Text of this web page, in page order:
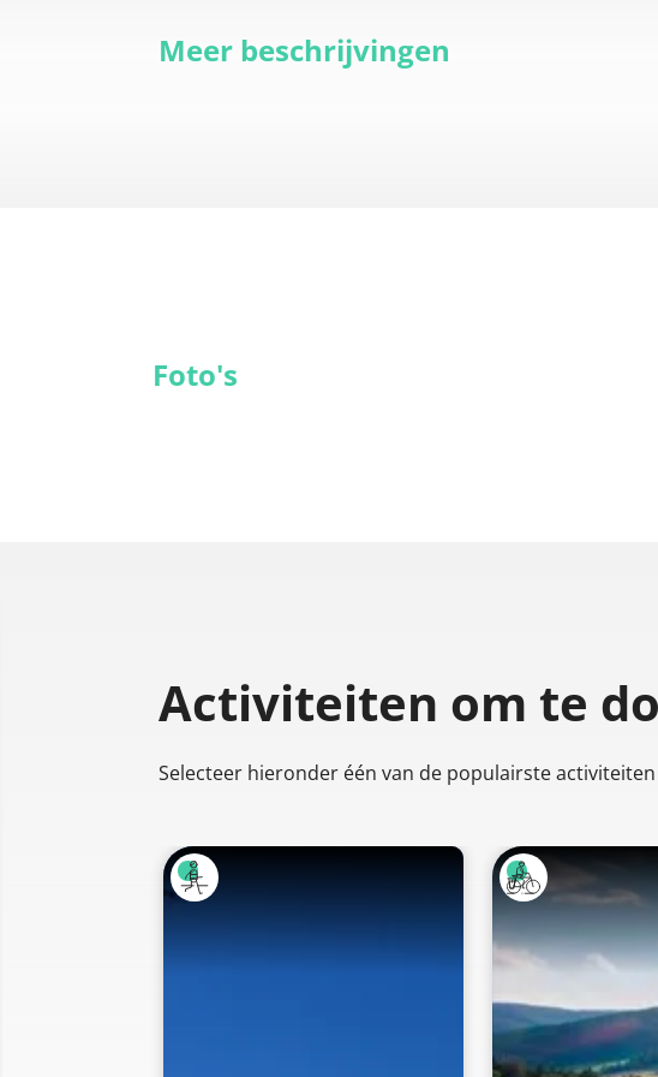
Meer beschrijvingen
Foto's
Activiteiten om te
Selecteer hieronder één van de populairste